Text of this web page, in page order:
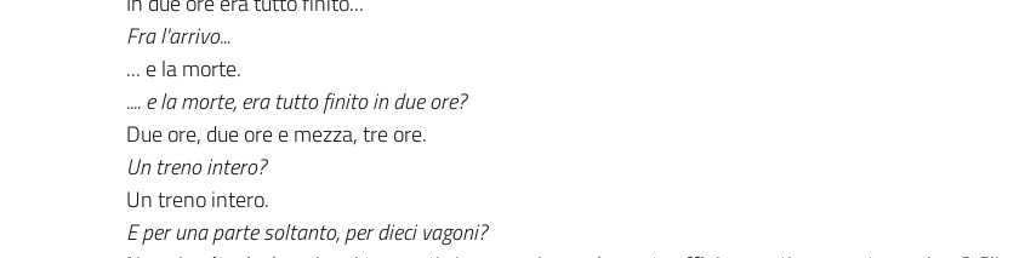
Fra l'arrivo...
... e la morte.
.... e la morte, era tutto finito in due ore?
Due ore, due ore e mezza, tre ore.
Un treno intero?
Un treno intero.
E per una parte soltanto, per dieci vagoni?